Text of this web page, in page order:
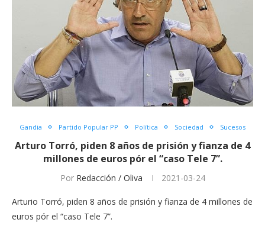
Gandia Partido Popular PP Política Sociedad Sucesos
Arturo Torró, piden 8 años de prisión y fianza de 4
millones de euros pór el “caso Tele 7”.
Por Redacción / Oliva 2021-03-24
Arturio Torró, piden 8 años de prisión y fianza de 4 millones de
euros pór el “caso Tele 7”.